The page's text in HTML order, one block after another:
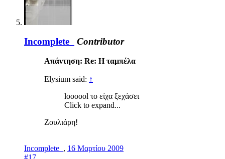
Incomplete_ Contributor
Απάντηση: Re: Η ταμπέλα
Elysium said: ↑
loooool το είχα ξεχάσει
Click to expand...
Ζουλιάρη!
Incomplete_ , 16 Μαρτίου 2009
#17